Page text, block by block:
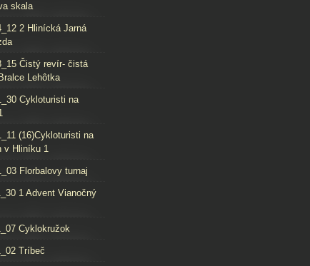
skala
2 Hlinícká Jarná
Čistý revír- čistá
Lehôtka
Cykloturisti na
(16)Cykloturisti na
v Hliníku 1
Florbalovy turnaj
1 Advent Vianočný
Cyklokružok
Tríbeč